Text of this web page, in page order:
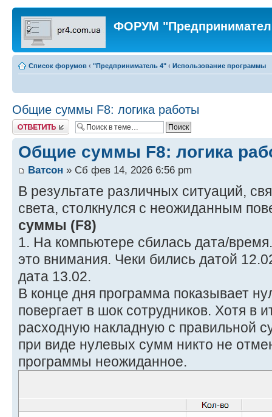
ФОРУМ
Список форумов ‹ "Предприниматель 4" ‹ Использование программы
Общие суммы F8: логика работы
Ответить
Общие суммы F8: логика
Ватсон » Сб фев 14, 2026 6:56 pm
В результате различных ситуаций,
света, столкнулся с неожиданным
суммы (F8)
1. На компьютере сбилась дата/
это внимания. Чеки бились датой
дата 13.02.
В конце дня программа показывает
повергает в шок сотрудников. Хотя в
расходную накладную с правильной
при виде нулевых сумм никто не
программы неожиданное.